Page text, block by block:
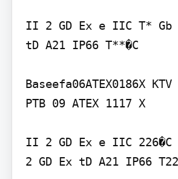
II 2 GD Ex e IIC T* Gb
tD A21 IP66 T**�C
Baseefa06ATEX0186X KTV
PTB 09 ATEX 1117 X
II 2 GD Ex e IIC
2 GD Ex tD A21 IP66